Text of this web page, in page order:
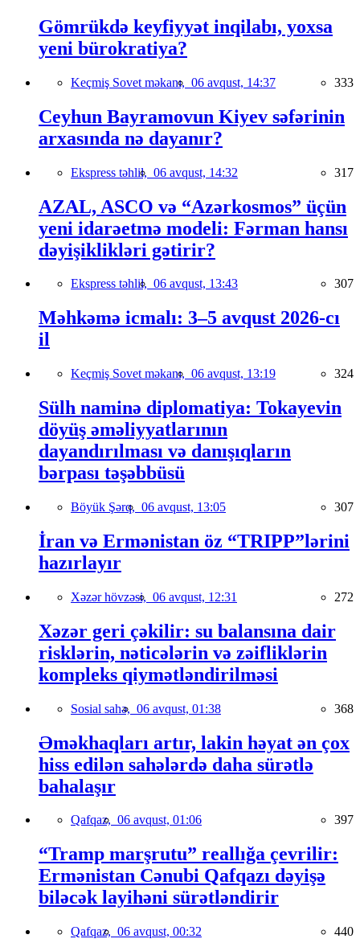
Gömrükdə keyfiyyət inqilabı, yoxsa
yeni bürokratiya?
Keçmiş Sovet məkanı, 06 avqust, 14:37 333
Ceyhun Bayramovun Kiyev səfərinin
arxasında nə dayanır?
Ekspress təhlil, 06 avqust, 14:32 317
AZAL, ASCO və “Azərkosmos” üçün
yeni idarəetmə modeli: Fərman hansı
dəyişiklikləri gətirir?
Ekspress təhlil, 06 avqust, 13:43 307
Məhkəmə icmalı: 3–5 avqust 2026-cı
il
Keçmiş Sovet məkanı, 06 avqust, 13:19 324
Sülh naminə diplomatiya: Tokayevin
döyüş əməliyyatlarının
dayandırılması və danışıqların
bərpası təşəbbüsü
Böyük Şərq, 06 avqust, 13:05 307
İran və Ermənistan öz “TRIPP”lərini
hazırlayır
Xəzər hövzəsi, 06 avqust, 12:31 272
Xəzər geri çəkilir: su balansına dair
risklərin, nəticələrin və zəifliklərin
kompleks qiymətləndirilməsi
Sosial sahə, 06 avqust, 01:38 368
Əməkhaqları artır, lakin həyat ən çox
hiss edilən sahələrdə daha sürətlə
bahalaşır
Qafqaz, 06 avqust, 01:06 397
“Tramp marşrutu” reallığa çevrilir:
Ermənistan Cənubi Qafqazı dəyişə
biləcək layihəni sürətləndirir
Qafqaz, 06 avqust, 00:32 440